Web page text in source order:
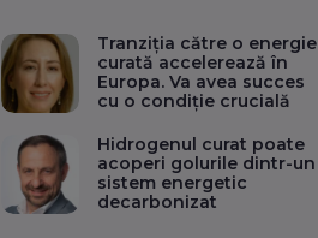
Tranziția către o energie
curată accelerează în
Europa. Va avea succes
cu o condiție crucială
Hidrogenul curat poate
acoperi golurile dintr-un
sistem energetic
decarbonizat